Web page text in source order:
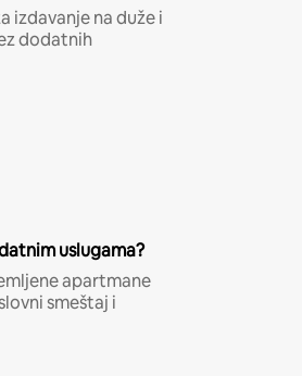
izdavanje na duže i
dodatnih
uslugama?
apartmane
smeštaj i